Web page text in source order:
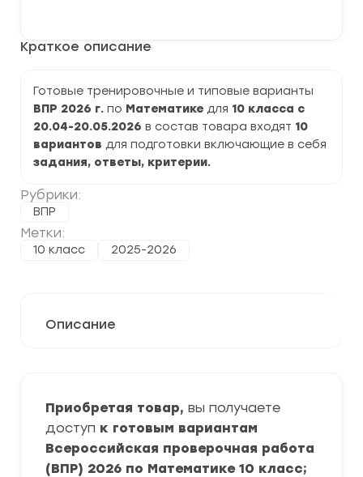
Краткое описание
Готовые тренировочные и типовые варианты
ВПР 2026 г. по Математике для 10 класса с
20.04-20.05.2026 в состав товара входят 10
вариантов для подготовки включающие в себя
задания, ответы, критерии.
Рубрики:
ВПР
Метки:
10 класс 2025-2026
Математике
задания
и
ответы
Описание
Приобретая товар, вы получаете
доступ к готовым вариантам
Всероссийская проверочная работа
(ВПР) 2026 по Математике 10 класс;